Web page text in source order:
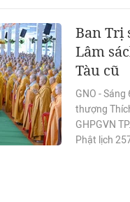
Ban Trị
Lâm
Tàu cũ
GNO -
thượng
GHPGVN
Phật lịch